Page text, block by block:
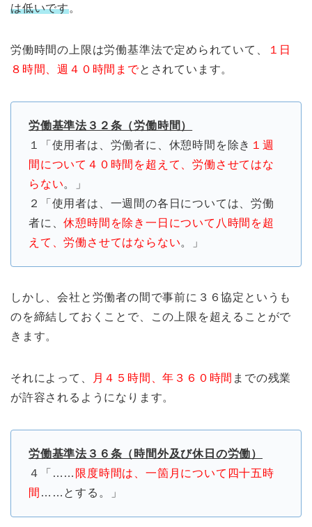
は低いです。
労働時間の上限は労働基準法で定められていて、
１日
８時間、週４０時間までとされています。
労働基準法３２条（労働時間）
１「使用者は、労働者に、休憩時間を除き １週
間について４０時間を超えて、労働させてはな
らない。」
２「使用者は、一週間の各日については、労働
者に、休憩時間を除き一日について八時間を超
えて、労働させてはならない。」
しかし、会社と労働者の間で事前に３６協定というも
のを締結しておくことで、この上限を超えることがで
きます。
それによって、 月４５時間、年３６０時間 までの残業
が許容されるようになります。
労働基準法３６条（時間外及び休日の労働）
４「…… 限度時間は、一箇月について四十五時
間 ……とする。」